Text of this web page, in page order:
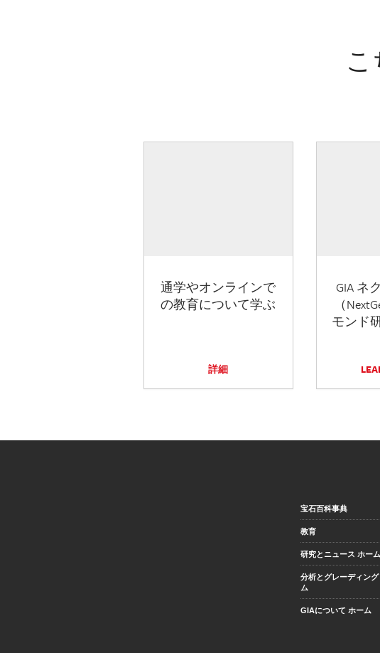
通学やオンラインで
の教育について学ぶ
詳細
GIA ネ
（
モンド
宝石百科事典
教育
研究とニュース ホーム
分析とグレーディング
ム
GIAについて ホーム